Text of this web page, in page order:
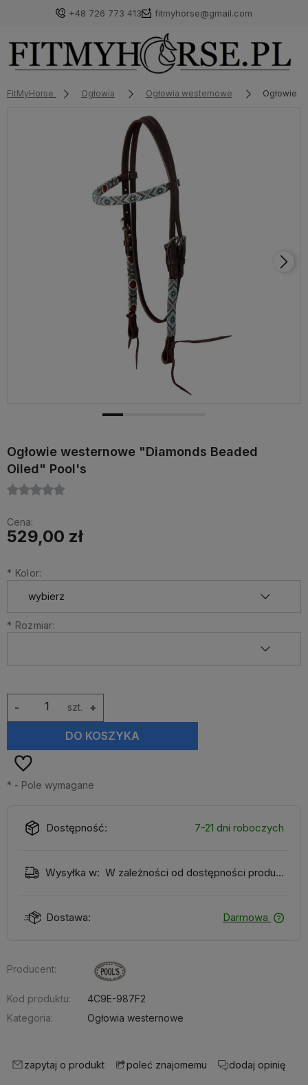
+48 726 773 413 fitmyhorse@gmail.com
FitMyHorse Ogłowia Ogłowia westernowe Ogłowie
Ogłowie westernowe "Diamonds Beaded
Oiled" Pool's
Cena:
529,00 zł
* Kolor:
* Rozmiar:
szt. +
-
DO KOSZYKA
* - Pole wymagane
Dostępność: 7-21 dni roboczych
Wysyłka w: W zależności od dostępności produktu
Dostawa: Darmowa
Producent:
Kod produktu:
4C9E-987F2
Kategoria:
Ogłowia westernowe
zapytaj o produkt poleć znajomemu dodaj opinię